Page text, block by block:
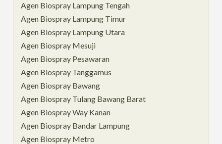
Agen Biospray Lampung Tengah
Agen Biospray Lampung Timur
Agen Biospray Lampung Utara
Agen Biospray Mesuji
Agen Biospray Pesawaran
Agen Biospray Tanggamus
Agen Biospray Bawang
Agen Biospray Tulang Bawang Barat
Agen Biospray Way Kanan
Agen Biospray Bandar Lampung
Agen Biospray Metro